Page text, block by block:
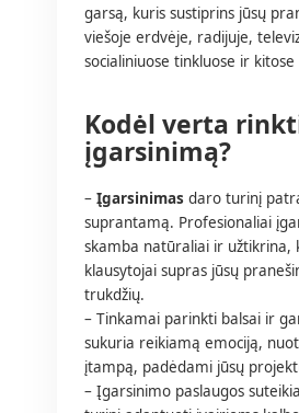
garsą, kuris sustiprins jūsų
viešoje erdvėje, radijuje,
socialiniuose tinkluose ir
Kodėl verta
įgarsinimą?
–Įgarsinimas daro turinį
suprantamą. Profesionaliai
skamba natūraliai ir užtikrina,
klausytojai supras jūsų
trukdžių.
– Tinkamai parinkti balsai ir
sukuria reikiamą emociją,
įtampą, padėdami jūsų
– Įgarsinimo paslaugos